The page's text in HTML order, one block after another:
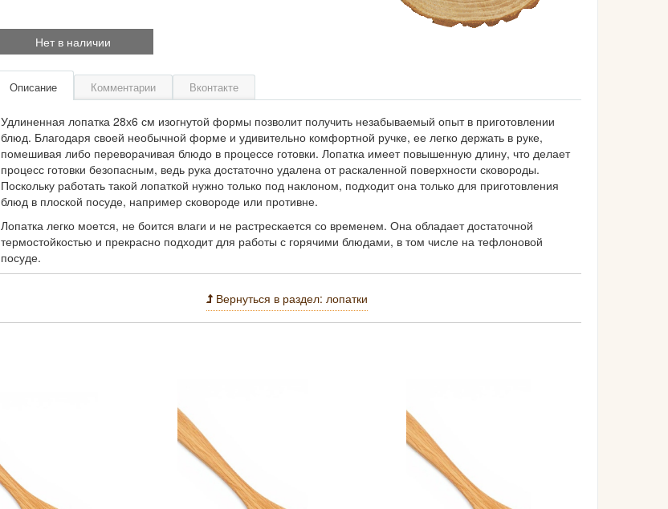
Нет в наличии
Описание Комментарии Вконтакте
Удлиненная лопатка 28х6 см изогнутой формы позволит получить незабываемый опыт в приготовлении
блюд. Благодаря своей необычной форме и удивительно комфортной ручке, ее легко держать в руке,
помешивая либо переворачивая блюдо в процессе готовки. Лопатка имеет повышенную длину, что делает
процесс готовки безопасным, ведь рука достаточно удалена от раскаленной поверхности сковороды.
Поскольку работать такой лопаткой нужно только под наклоном, подходит она только для приготовления
блюд в плоской посуде, например сковороде или противне.
Лопатка легко моется, не боится влаги и не растрескается со временем. Она обладает достаточной
термостойкостью и прекрасно подходит для работы с горячими блюдами, в том числе на тефлоновой
посуде.
Вернуться в раздел: лопатки